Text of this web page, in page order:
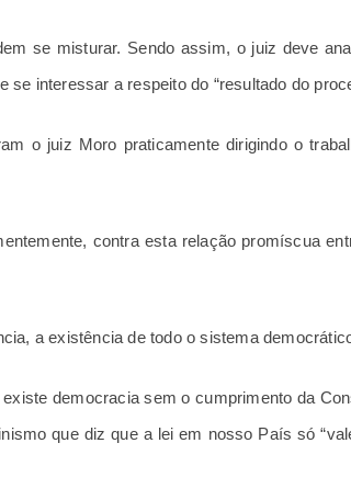
se misturar. Sendo assim, o juiz deve
interessar a respeito do “resultado do
o juiz Moro praticamente dirigindo o
contra esta relação promíscua
a existência de todo o sistema
democracia sem o cumprimento da
que diz que a lei em nosso País só